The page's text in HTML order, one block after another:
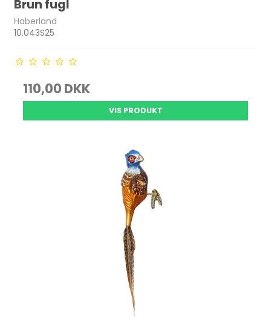
Brun fugl
Haberland
10.043S25
110,00 DKK
VIS PRODUKT